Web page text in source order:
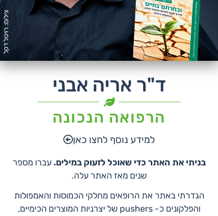
לרכישת הספר
לחצו כאן
ד"ר אריה אבני
הרפואה הנכונה
למידע נוסף לחצו כאן
בניתי את האתר כדי שאוכל לזעוק במילים. עברו מספר
שנים מאז האתר עלה.
הגדרתי באתר את הרופאים מחלקי הכמוסות והאמפולות
והפלקונים כ- pushers של יצרניות המוצרים הכימיים,